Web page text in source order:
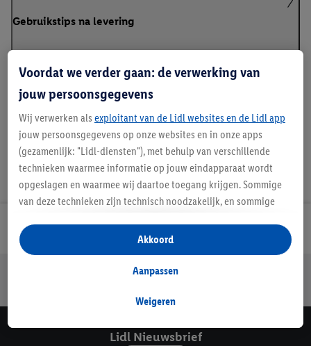
Gebruikstips na levering
90 Nachten proefslapen
Lidl Nieuwsbrief
Jouw voordelen bij ons als Lidl webshop klant
Lidl Nieuwsbrief
Voordat we verder gaan: de verwerking van
jouw persoonsgegevens
Wij verwerken als exploitant van de Lidl websites en de Lidl app
jouw persoonsgegevens op onze websites en in onze apps
(gezamenlijk: "Lidl-diensten"), met behulp van verschillende
technieken waarmee informatie op jouw eindapparaat wordt
opgeslagen en waarmee wij daartoe toegang krijgen. Sommige
van deze technieken zijn technisch noodzakelijk, en sommige
opslaan van voorkeursinstellingen, het verzamelen en
analyseren van statistieken of voor het tonen van
gepersonaliseerde reclame binnen en buiten de Lidl-diensten.
gegevens over jouw aankoopgedrag in de winkel ook voor de
Als je hier toestemming geeft aan ons voor het personaliseren
Weigeren
Aanpassen
Akkoord